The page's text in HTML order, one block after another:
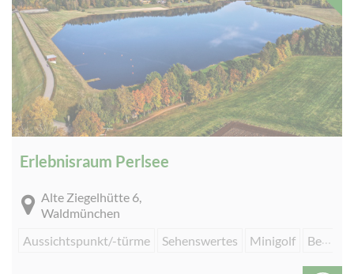
Erlebnisraum Perlsee
Alte Ziegelhütte 6,
Waldmünchen
Aussichtspunkt/-türme
Sehenswertes Minigolf Beachvolleyball